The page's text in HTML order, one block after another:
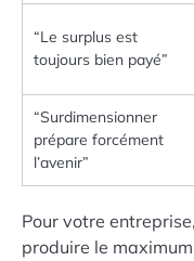
“Le surplus est
toujours bien payé”
“Surdimensionner
prépare forcément
l’avenir”
Pour votre
produire le